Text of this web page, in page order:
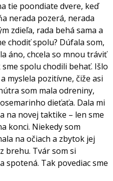
tie poondiate dvere, keď
nerada pozerá, nerada
zdieľa, rada behá sama a
chodiť spolu? Dúfala som,
áno, chcela so mnou tráviť
spolu chodili behať. Išlo
myslela pozitívne, čiže asi
som mala odreniny,
dieťaťa. Dala mi
na novej taktike – len sme
konci. Niekedy som
na očiach a zbytok jej
brehu. Tvár som si
spotená. Tak povediac sme